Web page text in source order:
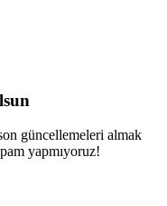
güncellemeleri almak
yapmıyoruz!